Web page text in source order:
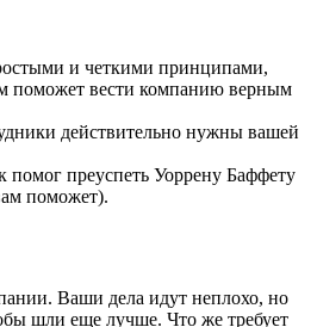
и четкими принципами,
поможет вести компанию верным
действительно нужны вашей
помог преуспеть Уоррену Баффету
поможет).
Ваши дела идут неплохо, но
шли еще лучше. Что же требует